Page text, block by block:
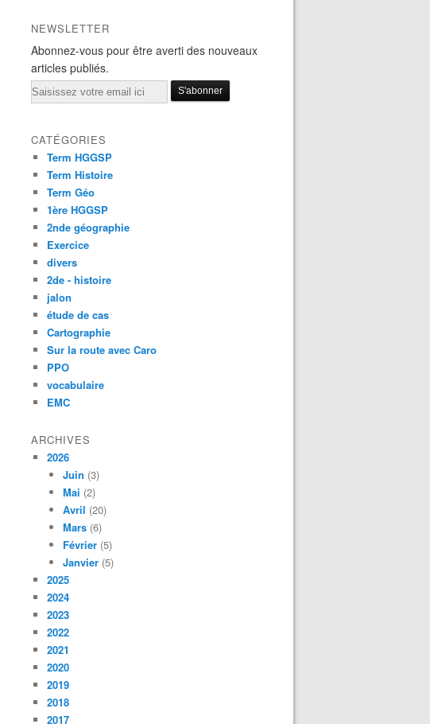
NEWSLETTER
Abonnez-vous pour être averti des nouveaux
articles publiés.
Email
CATÉGORIES
Term HGGSP
Term Histoire
Term Géo
1ère HGGSP
2nde géographie
Exercice
divers
2de - histoire
jalon
étude de cas
Cartographie
Sur la route avec Caro
PPO
vocabulaire
EMC
ARCHIVES
2026
Juin (3)
Mai (2)
Avril (20)
Mars (6)
Février (5)
Janvier (5)
2025
2024
2023
2022
2021
2020
2019
2018
2017